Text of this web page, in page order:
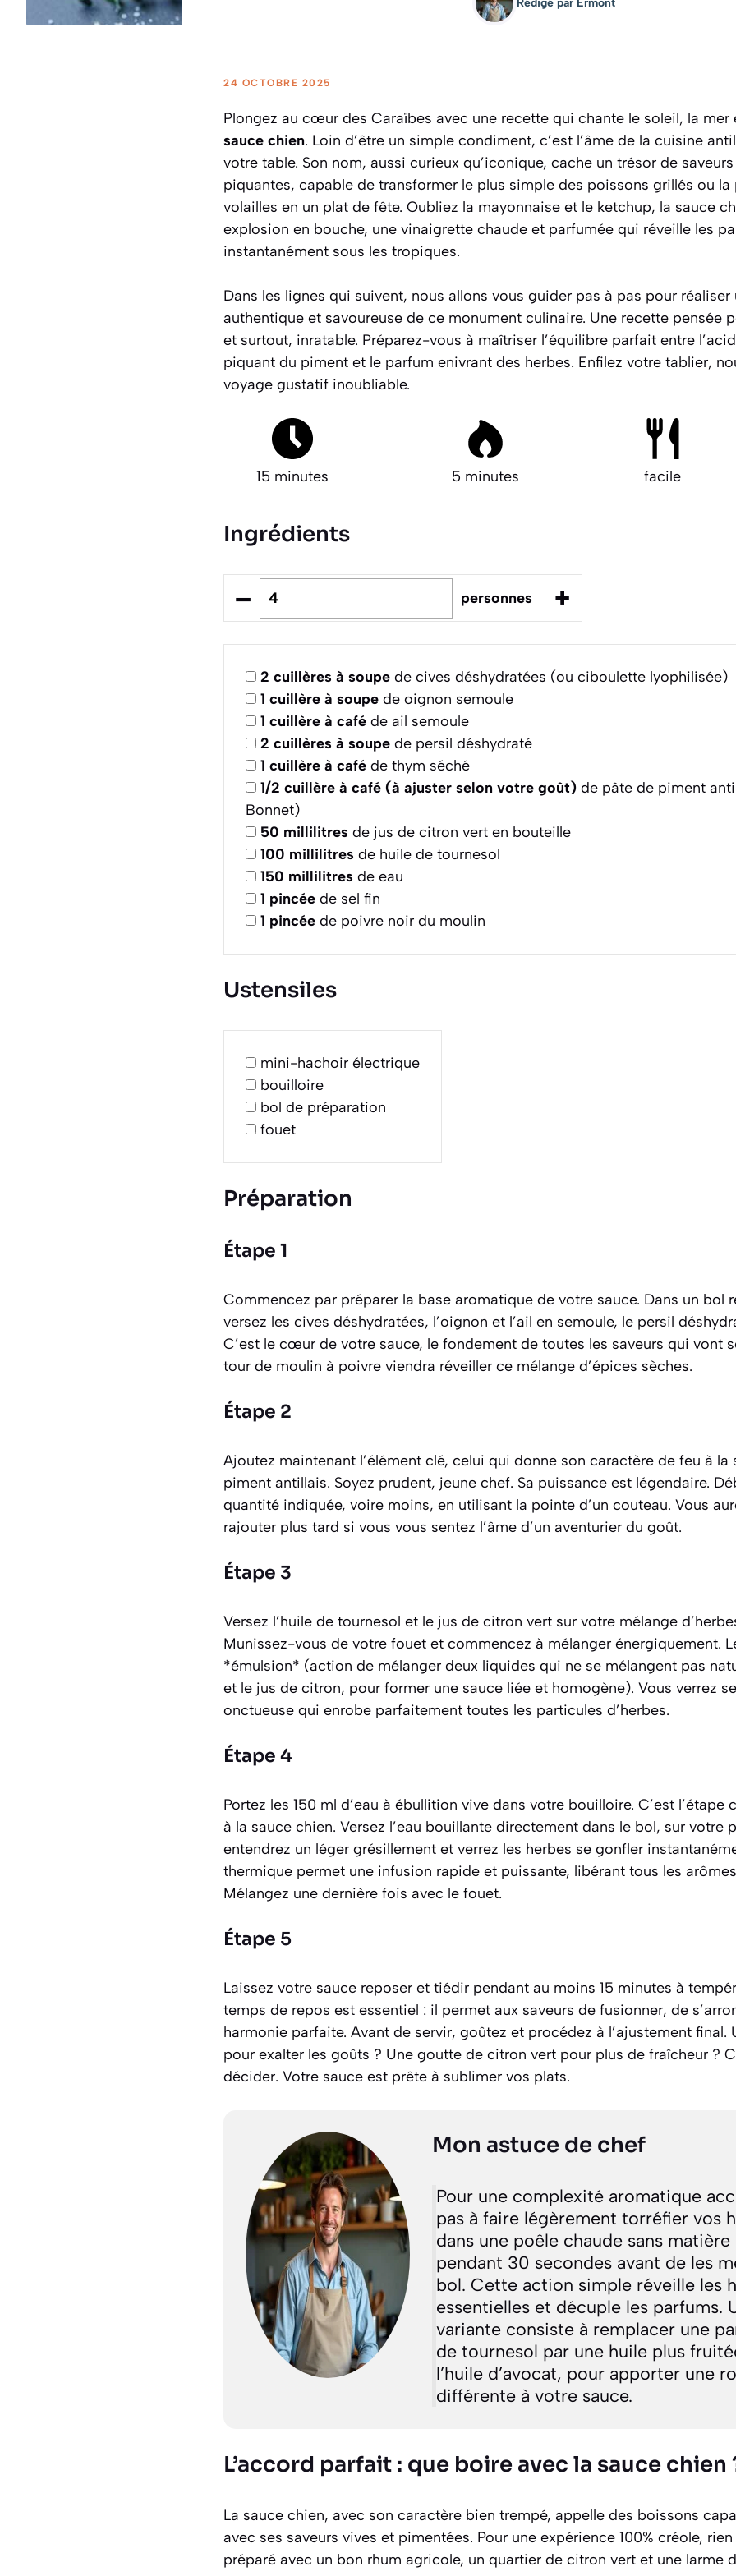
Rédigé par Ermont
24 OCTOBRE 2025
Plongez au cœur des Caraïbes avec une recette qui chante le soleil, la
sauce chien. Loin d’être un simple condiment, c’est l’âme de la cuisine
votre table. Son nom, aussi curieux qu’iconique, cache un trésor de
piquantes, capable de transformer le plus simple des poissons grillés ou la
volailles en un plat de fête. Oubliez la mayonnaise et le ketchup, la sauce
explosion en bouche, une vinaigrette chaude et parfumée qui réveille les
instantanément sous les tropiques.
Dans les lignes qui suivent, nous allons vous guider pas à pas pour réaliser
authentique et savoureuse de ce monument culinaire. Une recette pensée
et surtout, inratable. Préparez-vous à maîtriser l’équilibre parfait entre
piquant du piment et le parfum enivrant des herbes. Enfilez votre tablier,
voyage gustatif inoubliable.
15 minutes 5 minutes facile
Ingrédients
– personnes +
2 cuillères à soupe de cives déshydratées (ou ciboulette lyophilisée)
1 cuillère à soupe de oignon semoule
1 cuillère à café de ail semoule
2 cuillères à soupe de persil déshydraté
1 cuillère à café de thym séché
1/2 cuillère à café (à ajuster selon votre goût) de pâte de piment
Bonnet)
50 millilitres de jus de citron vert en bouteille
100 millilitres de huile de tournesol
150 millilitres de eau
1 pincée de sel fin
1 pincée de poivre noir du moulin
Ustensiles
mini-hachoir électrique
bouilloire
bol de préparation
fouet
Préparation
Étape 1
Commencez par préparer la base aromatique de votre sauce. Dans un bol
versez les cives déshydratées, l’oignon et l’ail en semoule, le persil
C’est le cœur de votre sauce, le fondement de toutes les saveurs qui vont
tour de moulin à poivre viendra réveiller ce mélange d’épices sèches.
Étape 2
Ajoutez maintenant l’élément clé, celui qui donne son caractère de feu à la
piment antillais. Soyez prudent, jeune chef. Sa puissance est légendaire.
quantité indiquée, voire moins, en utilisant la pointe d’un couteau. Vous
rajouter plus tard si vous vous sentez l’âme d’un aventurier du goût.
Étape 3
Versez l’huile de tournesol et le jus de citron vert sur votre mélange
Munissez-vous de votre fouet et commencez à mélanger énergiquement.
*émulsion* (action de mélanger deux liquides qui ne se mélangent pas
et le jus de citron, pour former une sauce liée et homogène). Vous verrez
onctueuse qui enrobe parfaitement toutes les particules d’herbes.
Étape 4
Portez les 150 ml d’eau à ébullition vive dans votre bouilloire. C’est
à la sauce chien. Versez l’eau bouillante directement dans le bol, sur votre
entendrez un léger grésillement et verrez les herbes se gonfler
thermique permet une infusion rapide et puissante, libérant tous les
Mélangez une dernière fois avec le fouet.
Étape 5
Laissez votre sauce reposer et tiédir pendant au moins 15 minutes à
temps de repos est essentiel : il permet aux saveurs de fusionner, de
harmonie parfaite. Avant de servir, goûtez et procédez à l’ajustement final.
pour exalter les goûts ? Une goutte de citron vert pour plus de fraîcheur ?
décider. Votre sauce est prête à sublimer vos plats.
Mon astuce de chef
Pour une complexité aromatique
pas à faire légèrement torréfier vos
dans une poêle chaude sans matière
pendant 30 secondes avant de les
bol. Cette action simple réveille les
essentielles et décuple les parfums.
variante consiste à remplacer une
de tournesol par une huile plus
l’huile d’avocat, pour apporter une
différente à votre sauce.
L’accord parfait : que boire avec la sauce chien
La sauce chien, avec son caractère bien trempé, appelle des boissons
avec ses saveurs vives et pimentées. Pour une expérience 100% créole,
préparé avec un bon rhum agricole, un quartier de citron vert et une larme